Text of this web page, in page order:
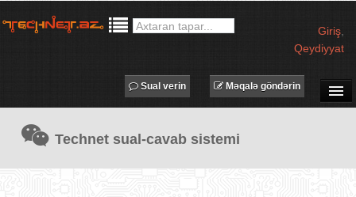
Giriş
Qeydiyyat
TECHNET TV
MƏQALƏLƏR
Məqalə göndərin
Sual verin
Technet sual-cavab sistemi